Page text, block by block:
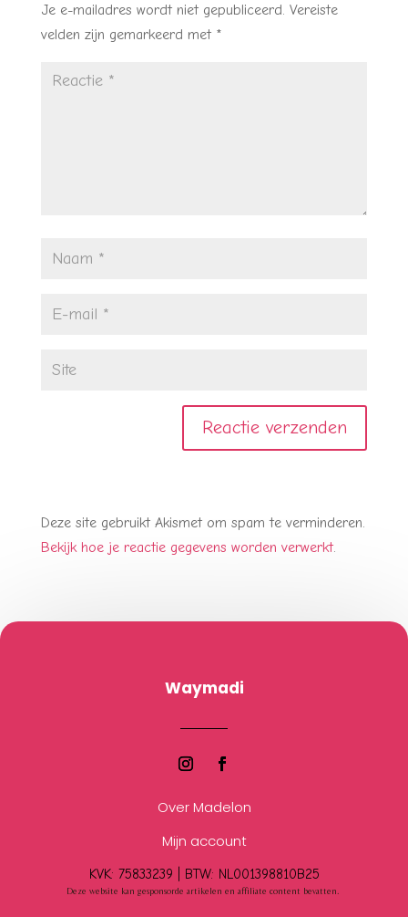
Je e-mailadres wordt niet gepubliceerd. Vereiste
velden zijn gemarkeerd met *
Deze site gebruikt Akismet om spam te verminderen.
Bekijk hoe je reactie gegevens worden verwerkt.
Waymadi
Over Madelon
Mijn account
KVK: 75833239 | BTW: NL001398810B25
Deze website kan gesponsorde artikelen en affiliate content bevatten.